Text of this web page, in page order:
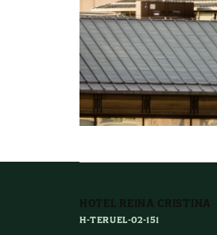
HOTEL REINA CRISTINA
H-TERUEL-02-151